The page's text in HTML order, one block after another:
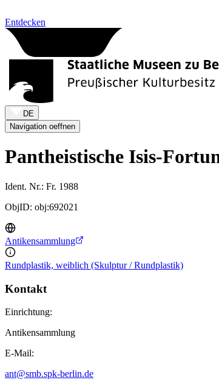
Entdecken
DE
Navigation oeffnen
Pantheistische Isis-
Ident. Nr.: Fr. 1988
ObjID: obj:692021
Antikensammlung
Rundplastik, weiblich (Skulptur / Rundplastik)
Kontakt
Einrichtung:
Antikensammlung
E-Mail:
ant@smb.spk-berlin.de